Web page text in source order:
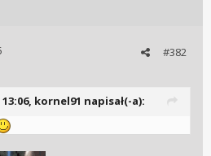
#382
kornel91 napisał(-a):